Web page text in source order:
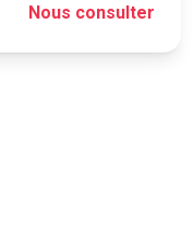
Nous consulter